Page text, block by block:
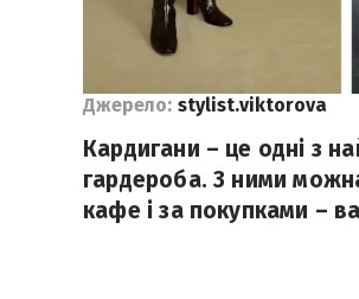
Джерело: stylist.viktorova
Кардигани – це одні з
гардероба. З ними
кафе і за покупками –